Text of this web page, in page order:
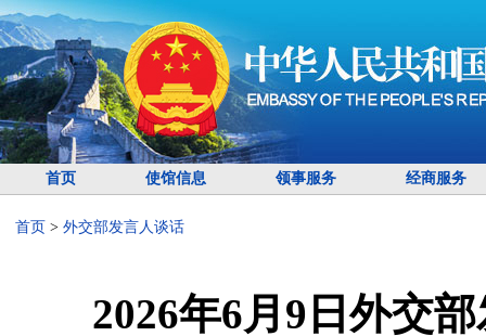
首页 使馆信息 领事服务 经商服务
首页 > 外交部发言人谈话
2026年6月9日外交